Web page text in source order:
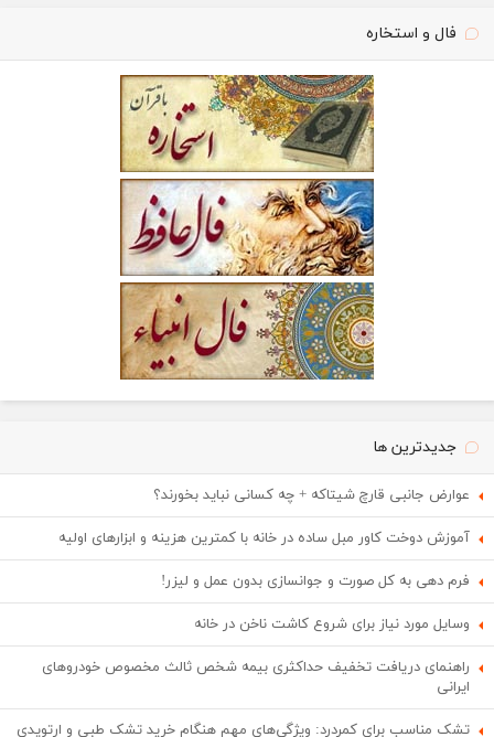
فال و استخاره
جدیدترین ها
عوارض جانبی قارچ شیتاکه + چه کسانی نباید بخورند؟
آموزش دوخت کاور مبل ساده در خانه با کمترین هزینه و ابزارهای اولیه
فرم دهی به کل صورت و جوانسازی بدون عمل و لیزر!
وسایل مورد نیاز برای شروع کاشت ناخن در خانه
راهنمای دریافت تخفیف حداکثری بیمه شخص ثالث مخصوص خودروهای
ایرانی
تشک مناسب برای کمردرد: ویژگی‌های مهم هنگام خرید تشک طبی و ارتوپدی